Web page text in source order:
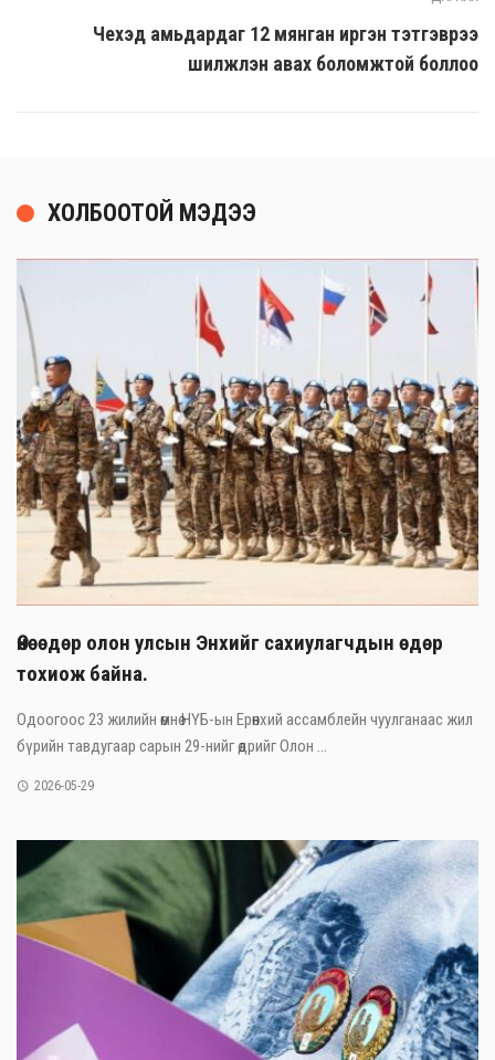
Чехэд амьдардаг 12 мянган иргэн тэтгэврээ
шилжүүлэн авах боломжтой боллоо
ХОЛБООТОЙ МЭДЭЭ
Өнөөдөр олон улсын Энхийг сахиулагчдын өдөр
тохиож байна.
Одоогоос 23 жилийн өмнө НҮБ-ын Ерөнхий ассамблейн чуулганаас жил
бүрийн тавдугаар сарын 29-нийг өдрийг Олон ...
2026-05-29